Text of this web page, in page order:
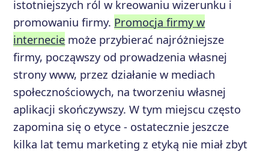
istotniejszych ról w kreowaniu wizerunku i
promowaniu firmy. Promocja firmy w
internecie może przybierać najróżniejsze
firmy, począwszy od prowadzenia własnej
strony www, przez działanie w mediach
społecznościowych, na tworzeniu własnej
aplikacji skończywszy. W tym miejscu często
zapomina się o etyce - ostatecznie jeszcze
kilka lat temu marketing z etyką nie miał zbyt